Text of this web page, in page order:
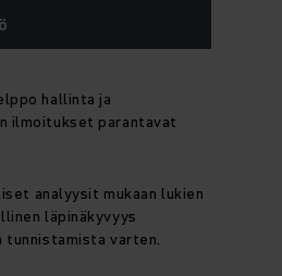
hallinta ja
ilmoitukset parantavat
analyysit mukaan lukien
läpinäkyvyys
varten.